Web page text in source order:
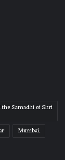
Samadhi of Shri
Mumbai.